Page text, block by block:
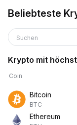
Beliebteste
Suchen
Krypto mit
Coin
Bitcoin
BTC
Ethereum